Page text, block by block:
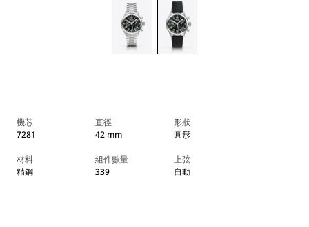
機芯
7281
直徑
42 mm
形狀
圓形
材料
精鋼
組件數量
339
上弦
自動